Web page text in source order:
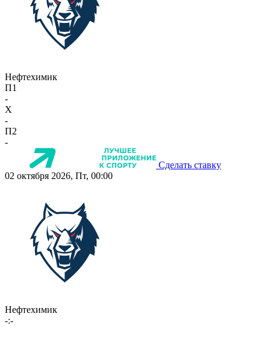
Нефтехимик
П1
-
X
-
П2
-
Сделать ставку
02 октября 2026, Пт, 00:00
Нефтехимик
-:-